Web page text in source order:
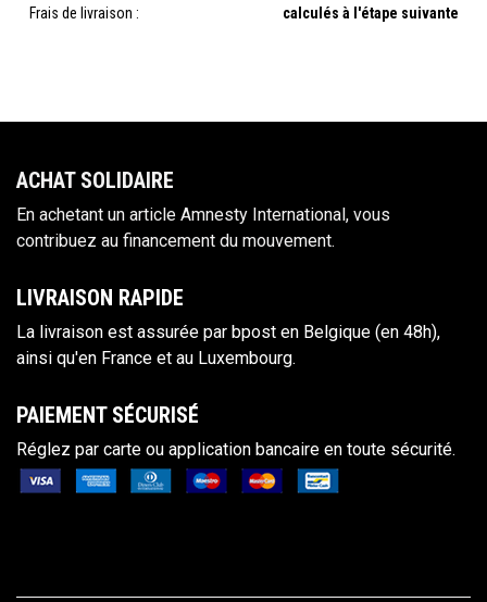
Frais de livraison : calculés à l'étape suivante
ACHAT S​OLIDAIRE
En achetant un article Amnesty International, vous
contribuez au financement du mouvement.
LIVRAISON RAPIDE
La livraison est assurée par bpost en Belgique (en 48h),
ainsi qu'en France et au Luxembourg.
PAIEM​ENT SÉCURISÉ
Réglez par carte ou application bancaire en toute sécurité.